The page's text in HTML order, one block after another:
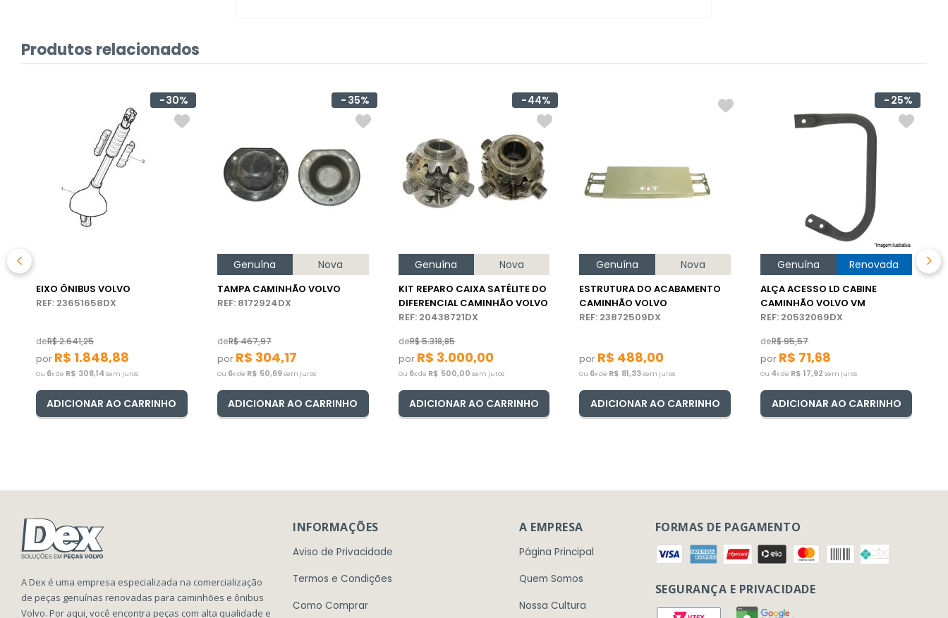
Produtos relacionados
30%
EIXO ÔNIBUS VOLVO
REF: 23651658DX
deR$2.641,25
por R$ 1.848,88
Ou 6x de R$ 308,14 sem juros
ADICIONAR AO CARRINHO
35%
Genuína Nova
TAMPA CAMINHÃO VOLVO
REF: 8172924DX
deR$467,97
por R$ 304,17
Ou 6x de R$ 50,69sem juros
ADICIONAR AO CARRINHO
44%
Genuína Nova
KIT REPARO CAIXA SATÉLITE DO
DIFERENCIAL CAMINHÃO VOLVO
REF: 20438721DX
deR$5.318,85
por R$ 3.000,00
Ou 6x de R$ 500,00 sem juros
ADICIONAR AO CARRINHO
Genuína Nova
ESTRUTURA DO ACABAMENTO
CAMINHÃO VOLVO
REF: 23872509DX
por R$ 488,00
Ou 6x de R$ 81,33sem juros
ADICIONAR AO CARRINHO
25%
Genuína Renovada
ALÇA ACESSO LD CABINE
CAMINHÃO VOLVO VM
REF: 20532069DX
deR$95,57
por R$ 71,68
Ou 4x de R$ 17,92 sem juros
ADICIONAR AO CARRINHO
A Dex é uma empresa especializada na comercialização
de peças genuínas renovadas para caminhões e ônibus
Volvo. Por aqui, você encontra peças com alta qualidade e
INFORMAÇÕES
Aviso de Privacidade
Termos e Condições
Como Comprar
A EMPRESA
Página Principal
Quem Somos
Nossa Cultura
FORMAS DE PAGAMENTO
SEGURANÇA E PRIVACIDADE